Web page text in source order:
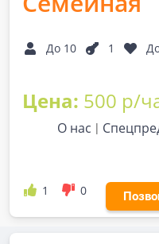
До 10 1
Цена: 500 р/
О нас
1 0